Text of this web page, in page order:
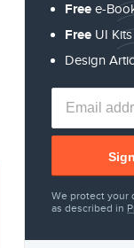
Free e-
Free UI Kits
Design
We protect your
as described in